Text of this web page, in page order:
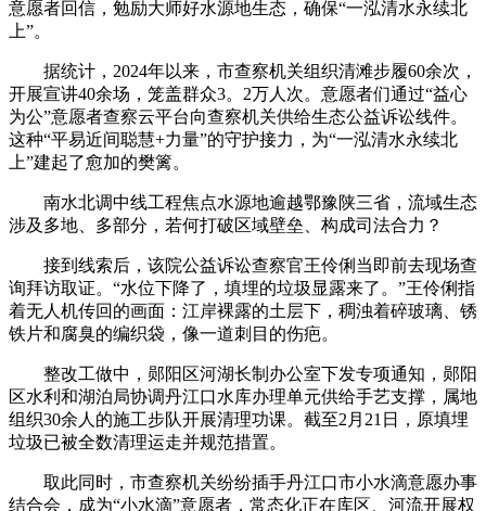
意愿者回信，勉励大师好水源地生态，确保“一泓清水永续北
上”。
据统计，2024年以来，市查察机关组织清滩步履60余次，
开展宣讲40余场，笼盖群众3。2万人次。意愿者们通过“益心
为公”意愿者查察云平台向查察机关供给生态公益诉讼线件。
这种“平易近间聪慧+力量”的守护接力，为“一泓清水永续北
上”建起了愈加的樊篱。
南水北调中线工程焦点水源地逾越鄂豫陕三省，流域生态
涉及多地、多部分，若何打破区域壁垒、构成司法合力？
接到线索后，该院公益诉讼查察官王伶俐当即前去现场查
询拜访取证。“水位下降了，填埋的垃圾显露来了。”王伶俐指
着无人机传回的画面：江岸裸露的土层下，稠浊着碎玻璃、锈
铁片和腐臭的编织袋，像一道刺目的伤疤。
整改工做中，郧阳区河湖长制办公室下发专项通知，郧阳
区水利和湖泊局协调丹江口水库办理单元供给手艺支撑，属地
组织30余人的施工步队开展清理功课。截至2月21日，原填埋
垃圾已被全数清理运走并规范措置。
取此同时，市查察机关纷纷插手丹江口市小水滴意愿办事
结合会，成为“小水滴”意愿者，常态化正在库区、河流开展权